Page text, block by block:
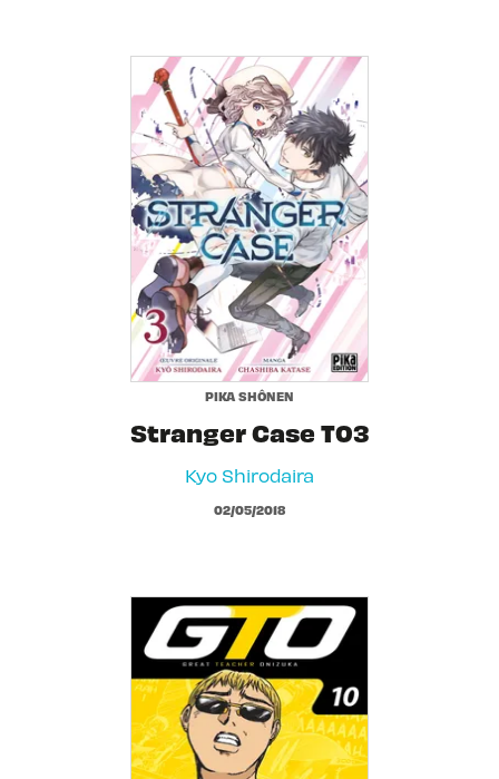
PIKA SHÔNEN
Stranger Case T03
Kyo Shirodaira
02/05/2018